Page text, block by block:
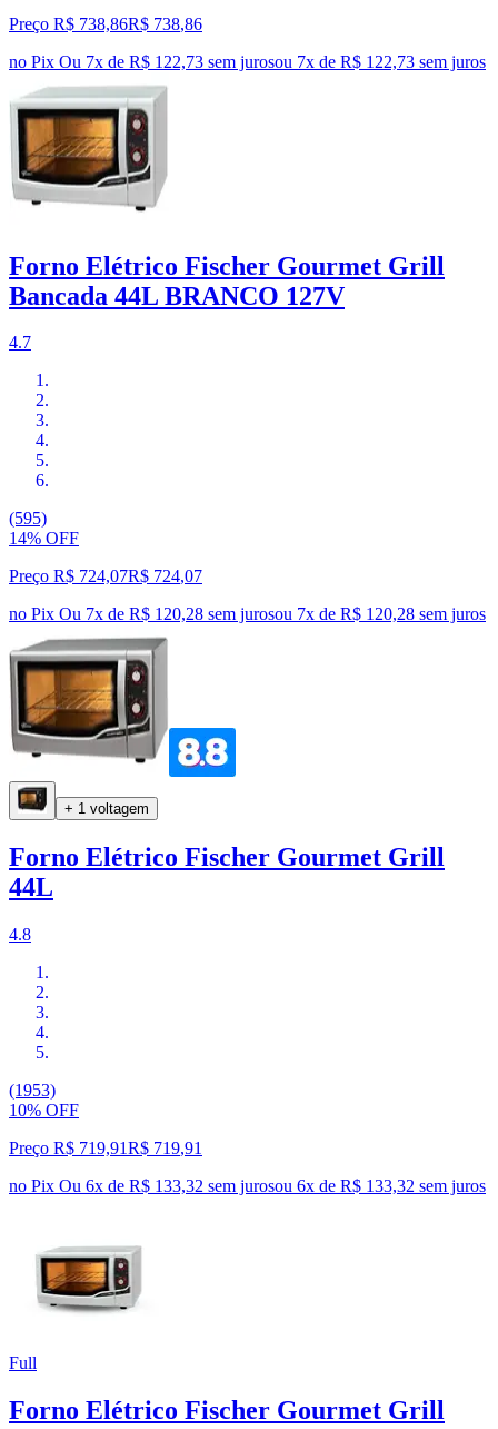
Preço R$ 738,86R$ 738,86
no Pix Ou 7x de R$ 122,73 sem jurosou 7x de R$ 122,73 sem juros
Forno Elétrico Fischer Gourmet Grill
Bancada 44L BRANCO 127V
4.7
(595)
14% OFF
Preço R$ 724,07R$ 724,07
no Pix Ou 7x de R$ 120,28 sem jurosou 7x de R$ 120,28 sem juros
+ 1 voltagem
Forno Elétrico Fischer Gourmet Grill
44L
4.8
(1953)
10% OFF
Preço R$ 719,91R$ 719,91
no Pix Ou 6x de R$ 133,32 sem jurosou 6x de R$ 133,32 sem juros
Full
Forno Elétrico Fischer Gourmet Grill